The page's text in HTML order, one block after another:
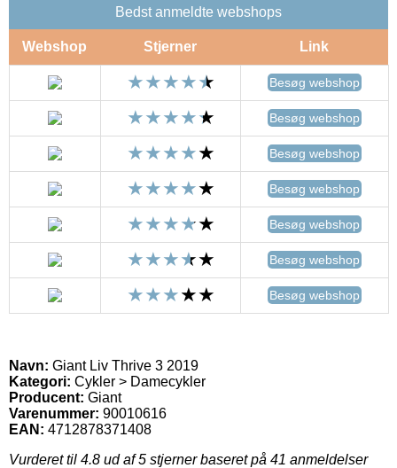
Bedst anmeldte webshops
Webshop Stjerner Link
Besøg webshop
Besøg webshop
Besøg webshop
Besøg webshop
Besøg webshop
Besøg webshop
Besøg webshop
Navn: Giant Liv Thrive 3 2019
Kategori: Cykler > Damecykler
Producent: Giant
Varenummer: 90010616
EAN: 4712878371408
Vurderet til 4.8 ud af 5 stjerner baseret på 41 anmeldelser